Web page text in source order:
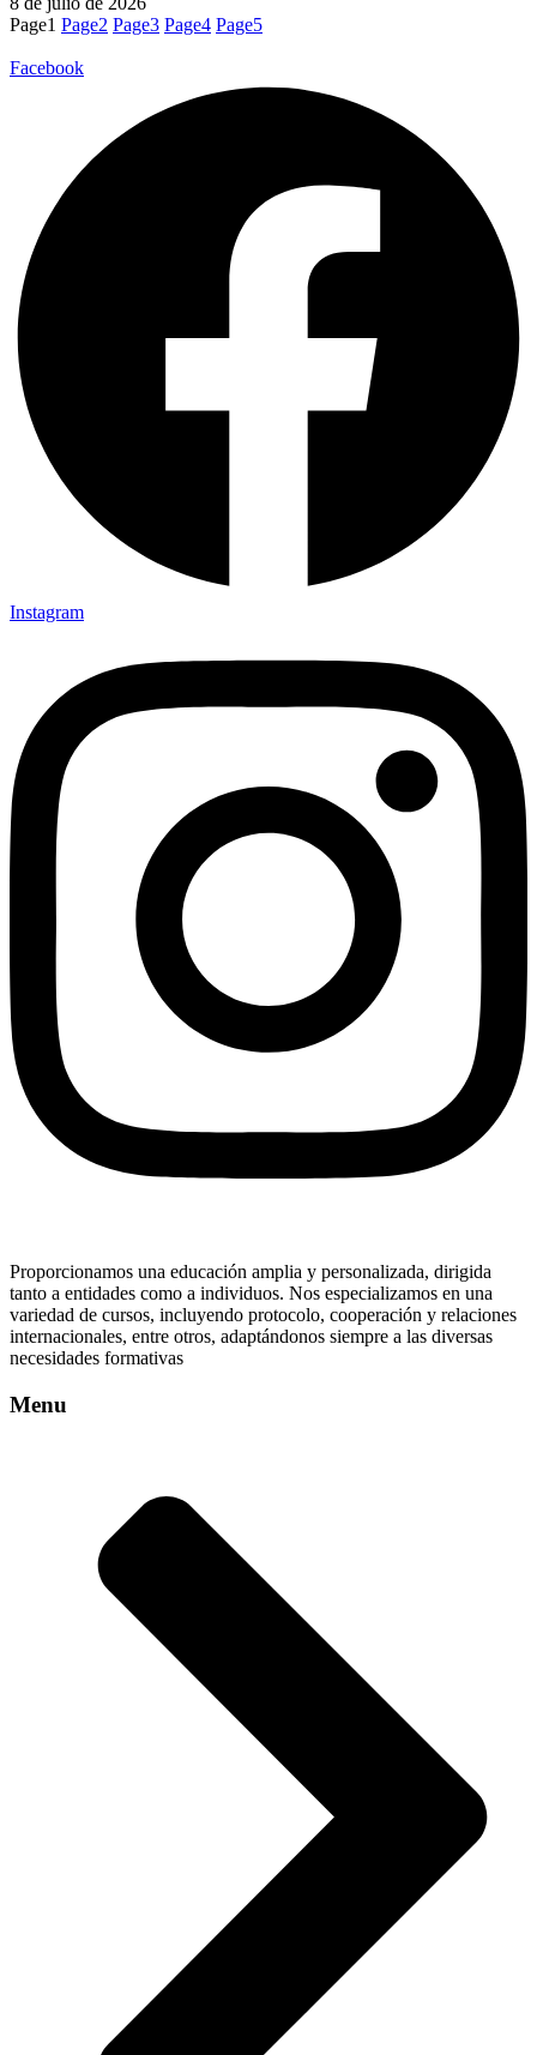
Page1 Page2 Page3 Page4 Page5
Facebook
Instagram
Proporcionamos una educación amplia y personalizada, dirigida
tanto a entidades como a individuos. Nos especializamos en una
variedad de cursos, incluyendo protocolo, cooperación y relaciones
internacionales, entre otros, adaptándonos siempre a las diversas
necesidades formativas
Menu